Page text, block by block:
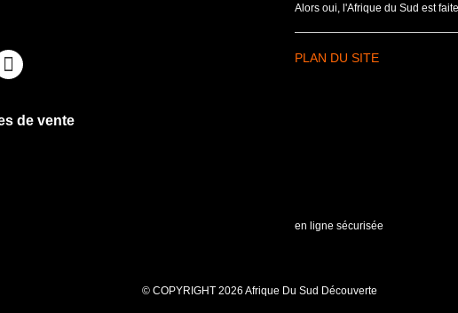
de vente
Alors oui, l'Afrique du Sud est
PLAN DU SITE
en ligne sécurisée
© COPYRIGHT 2026 Afrique Du Sud Découverte